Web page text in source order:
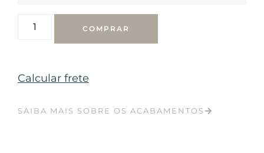
COMPRAR
Calcular frete
SAIBA MAIS SOBRE OS ACABAMENTOS